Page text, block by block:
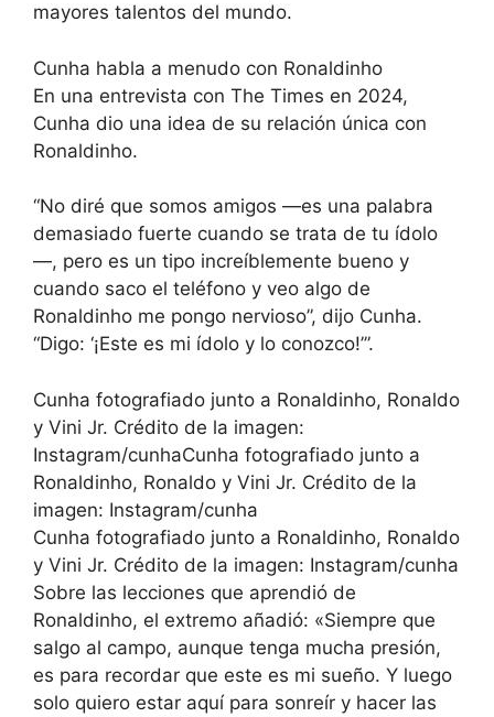
mayores talentos del mundo.
Cunha habla a menudo con Ronaldinho
En una entrevista con The Times en 2024,
Cunha dio una idea de su relación única con
Ronaldinho.
“No diré que somos amigos —es una palabra
demasiado fuerte cuando se trata de tu ídolo
—, pero es un tipo increíblemente bueno y
cuando saco el teléfono y veo algo de
Ronaldinho me pongo nervioso”, dijo Cunha.
“Digo: ‘¡Este es mi ídolo y lo conozco!’”.
Cunha fotografiado junto a Ronaldinho, Ronaldo
y Vini Jr. Crédito de la imagen:
Instagram/cunhaCunha fotografiado junto a
Ronaldinho, Ronaldo y Vini Jr. Crédito de la
imagen: Instagram/cunha
Cunha fotografiado junto a Ronaldinho, Ronaldo
y Vini Jr. Crédito de la imagen: Instagram/cunha
Sobre las lecciones que aprendió de
Ronaldinho, el extremo añadió: «Siempre que
salgo al campo, aunque tenga mucha presión,
es para recordar que este es mi sueño. Y luego
solo quiero estar aquí para sonreír y hacer las